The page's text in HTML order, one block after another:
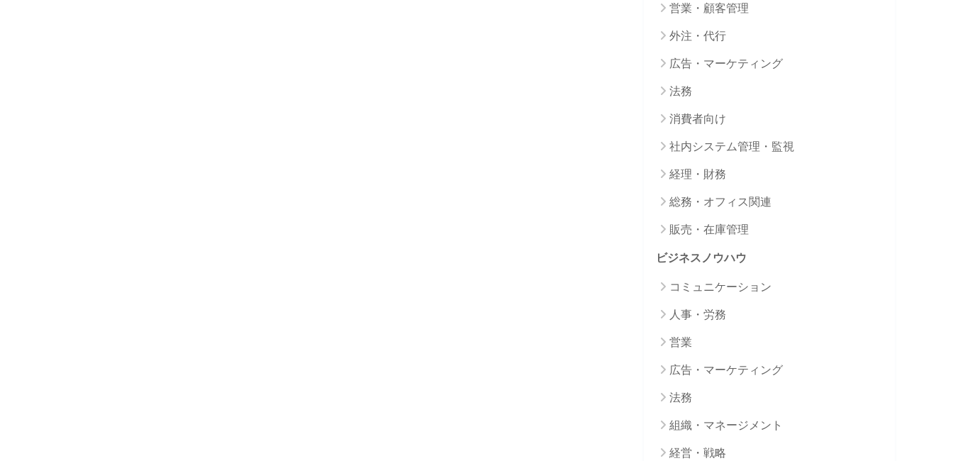
営業・顧客管理
外注・代行
広告・マーケティング
法務
消費者向け
社内システム管理・監視
経理・財務
総務・オフィス関連
販売・在庫管理
ビジネスノウハウ
コミュニケーション
人事・労務
営業
広告・マーケティング
法務
組織・マネージメント
経営・戦略